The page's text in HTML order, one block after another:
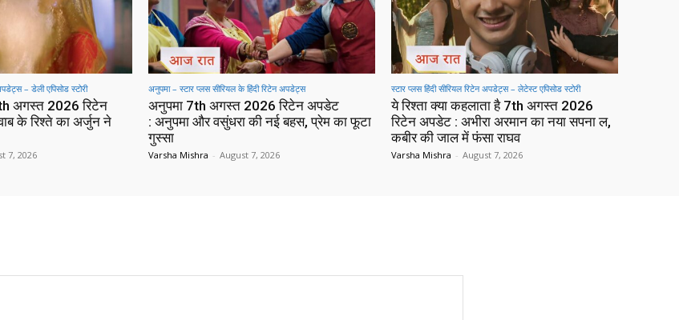
– डेली एपिसोड स्टोरी
अगस्त 2026 रिटेन
के रिश्ते का अर्जुन ने
7, 2026
अनुपमा – स्टार प्लस सीरियल के हिंदी रिटेन अपडेट्स
अनुपमा 7th अगस्त 2026 रिटेन अपडेट
: अनुपमा और वसुंधरा की नई बहस, प्रेम का फूटा
गुस्सा
Varsha Mishra - August 7, 2026
स्टार प्लस हिंदी सीरियल रिटेन अपडेट्स – लेटेस्ट एपिसोड स्टोरी
ये रिश्ता क्या कहलाता है 7th अगस्त 2026
रिटेन अपडेट : अभीरा अरमान का नया सपना ल,
कबीर की जाल में फंसा राघव
Varsha Mishra - August 7, 2026